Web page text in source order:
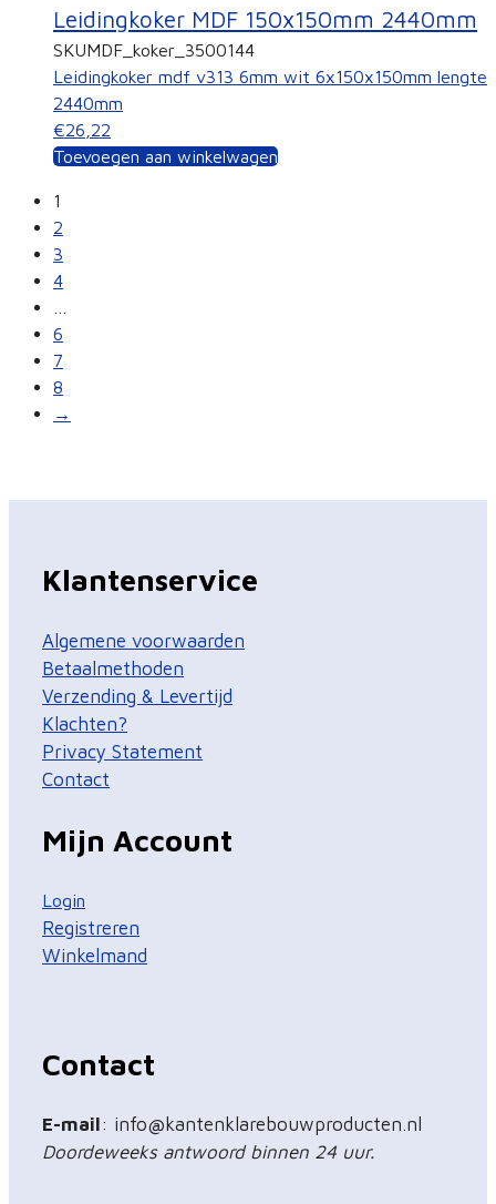
Leidingkoker MDF 150x150mm 2440mm
SKUMDF_koker_3500144
Leidingkoker mdf v313 6mm wit 6x150x150mm lengte
2440mm
€26,22
Toevoegen aan winkelwagen
1
2
3
4
6
7
8
→
Klantenservice
Algemene voorwaarden
Betaalmethoden
Verzending & Levertijd
Klachten?
Privacy Statement
Contact
Mijn Account
Login
Registreren
Winkelmand
Contact
E-mail: info@kantenklarebouwproducten.nl
Doordeweeks antwoord binnen 24 uur.